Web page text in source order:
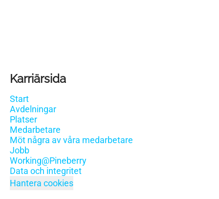
Karriärsida
Start
Avdelningar
Platser
Medarbetare
Möt några av våra medarbetare
Jobb
Working@Pineberry
Data och integritet
Hantera cookies